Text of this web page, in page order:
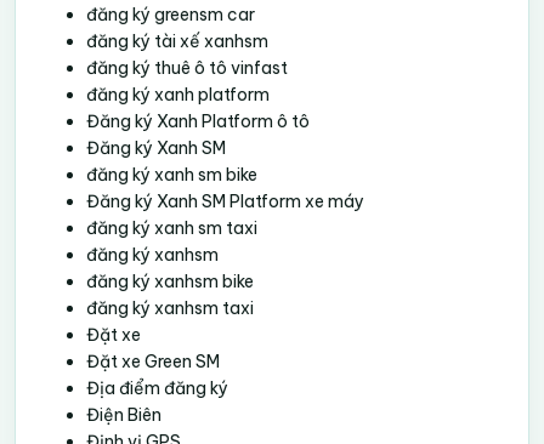
đăng ký greensm car
đăng ký tài xế xanhsm
đăng ký thuê ô tô vinfast
đăng ký xanh platform
Đăng ký Xanh Platform ô tô
Đăng ký Xanh SM
đăng ký xanh sm bike
Đăng ký Xanh SM Platform xe máy
đăng ký xanh sm taxi
đăng ký xanhsm
đăng ký xanhsm bike
đăng ký xanhsm taxi
Đặt xe
Đặt xe Green SM
Địa điểm đăng ký
Điện Biên